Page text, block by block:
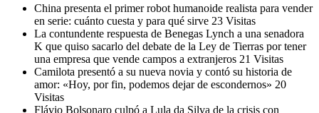
China presenta el primer robot humanoide realista para vender
en serie: cuánto cuesta y para qué sirve 23 Visitas
La contundente respuesta de Benegas Lynch a una senadora
K que quiso sacarlo del debate de la Ley de Tierras por tener
una empresa que vende campos a extranjeros 21 Visitas
Camilota presentó a su nueva novia y contó su historia de
amor: «Hoy, por fin, podemos dejar de escondernos» 20
Visitas
Flávio Bolsonaro culpó a Lula da Silva de la crisis con